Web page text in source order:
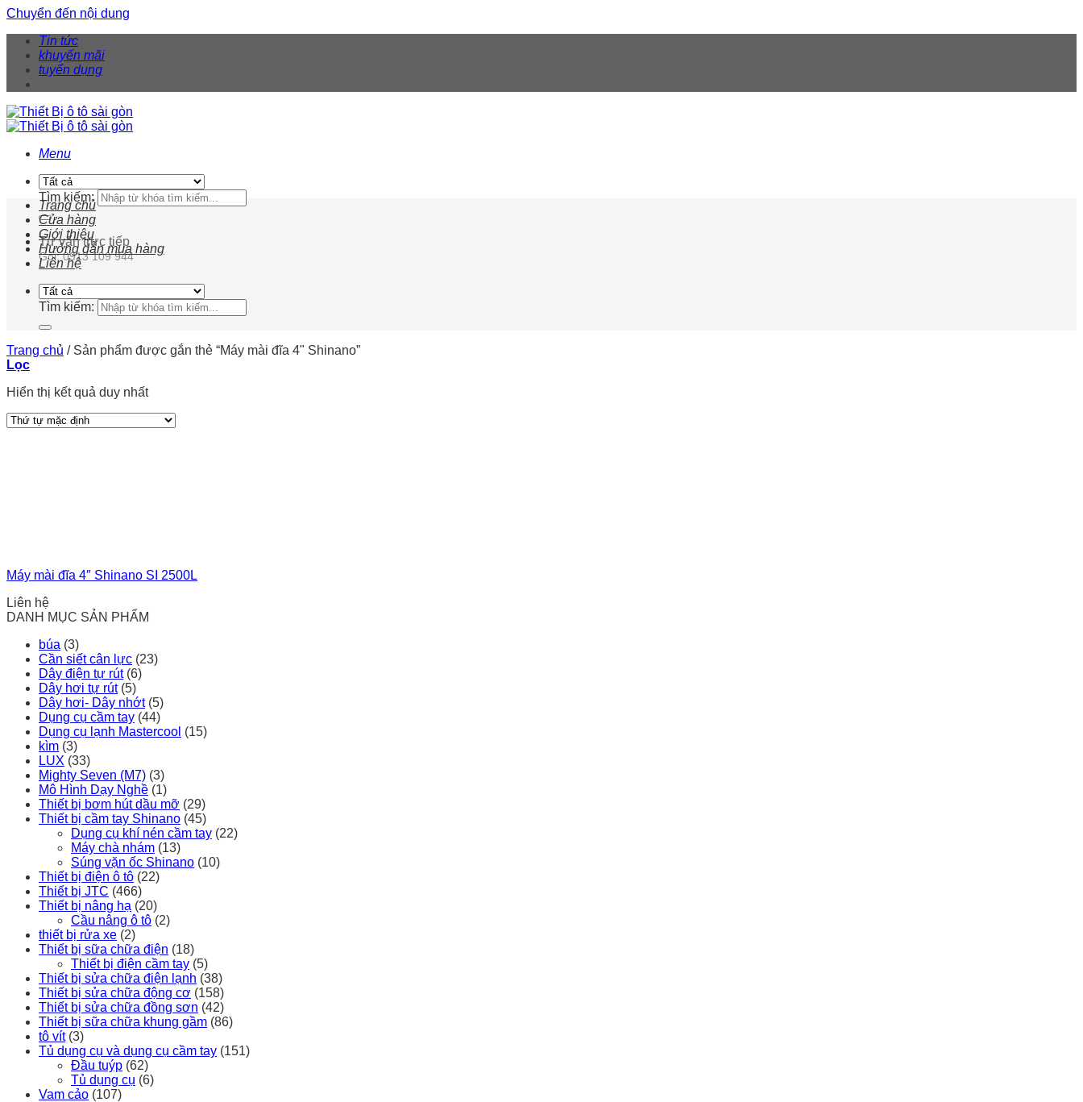
Chuyển đến nội dung
Tin tức
khuyến mãi
tuyển dụng
Menu
Tìm kiếm:
Tư vấn trực tiếp
Gọi: 0913 109 944
Trang chủ
Cửa hàng
Giới thiệu
Hướng dẫn mua hàng
Liên hệ
Tìm kiếm:
Trang chủ /Sản phẩm được gắn thẻ “Máy mài đĩa 4" Shinano”
Lọc
Hiển thị kết quả duy nhất
Máy mài đĩa 4″ Shinano SI 2500L
Liên hệ
DANH MỤC SẢN PHẨM
búa (3)
Cần siết cân lực (23)
Dây điện tự rút (6)
Dây hơi tự rút (5)
Dây hơi- Dây nhớt (5)
Dụng cụ cầm tay (44)
Dụng cụ lạnh Mastercool (15)
kìm (3)
LUX (33)
Mighty Seven (M7) (3)
Mô Hình Dạy Nghề (1)
Thiết bị bơm hút dầu mỡ (29)
Thiết bị cầm tay Shinano (45)
Dụng cụ khí nén cầm tay (22)
Máy chà nhám (13)
Súng vặn ốc Shinano (10)
Thiết bị điện ô tô (22)
Thiết bị JTC (466)
Thiết bị nâng hạ (20)
Cầu nâng ô tô (2)
thiết bị rửa xe (2)
Thiết bị sữa chữa điện (18)
Thiết bị điện cầm tay (5)
Thiết bị sửa chữa điện lạnh (38)
Thiết bị sửa chữa động cơ (158)
Thiết bị sửa chữa đồng sơn (42)
Thiết bị sữa chữa khung gầm (86)
tô vít (3)
Tủ dụng cụ và dụng cụ cầm tay (151)
Đầu tuýp (62)
Tủ dụng cụ (6)
Vam cảo (107)